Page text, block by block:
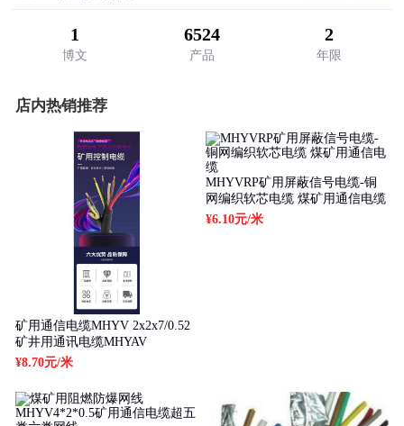
1
博文
6524
产品
2
年限
店内热销推荐
矿用通信电缆MHYV 2x2x7/0.52
矿井用通讯电缆MHYAV
¥8.70元/米
MHYVRP矿用屏蔽信号电缆-铜
网编织软芯电缆 煤矿用通信电缆
¥6.10元/米